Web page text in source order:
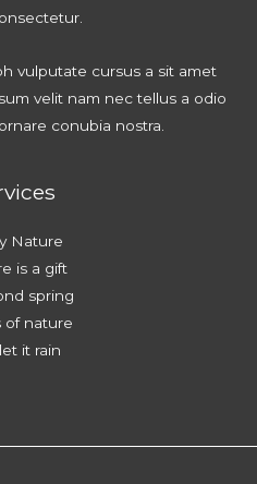
vulputate cursus a sit amet
velit nam nec tellus a odio
conubia nostra.
Nature
is a gift
spring
of nature
it rain